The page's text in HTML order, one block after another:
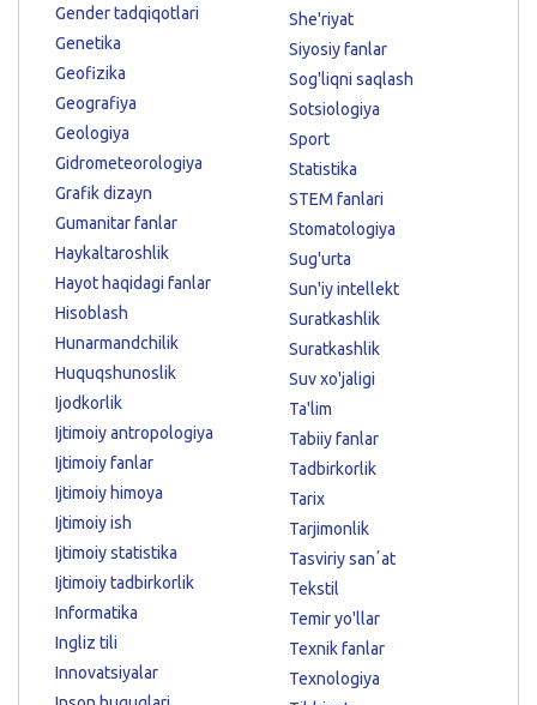
Gender tadqiqotlari
Genetika
Geofizika
Geografiya
Geologiya
Gidrometeorologiya
Grafik dizayn
Gumanitar fanlar
Haykaltaroshlik
Hayot haqidagi fanlar
Hisoblash
Hunarmandchilik
Huquqshunoslik
Ijodkorlik
Ijtimoiy antropologiya
Ijtimoiy fanlar
Ijtimoiy himoya
Ijtimoiy ish
Ijtimoiy statistika
Ijtimoiy tadbirkorlik
Informatika
Ingliz tili
Innovatsiyalar
She'riyat
Siyosiy fanlar
Sog'liqni saqlash
Sotsiologiya
Sport
Statistika
STEM fanlari
Stomatologiya
Sug'urta
Sun'iy intellekt
Suratkashlik
Suratkashlik
Suv xo'jaligi
Ta'lim
Tabiiy fanlar
Tadbirkorlik
Tarix
Tarjimonlik
Tasviriy sanʼat
Tekstil
Temir yo'llar
Texnik fanlar
Texnologiya